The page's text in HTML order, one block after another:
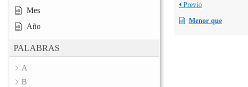
Mes
Año
PALABRAS
A
B
Previo
Menor que